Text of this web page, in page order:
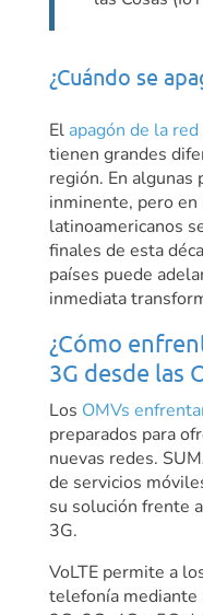
¿Cuándo se
El apagón de la red
tienen grandes
región. En algunas
inminente, pero en
latinoamericanos
finales de esta
países puede
inmediata
¿Cómo
3G desde las
Los OMVs
preparados para
nuevas redes.
de servicios
su solución frente
3G.
VoLTE permite a
telefonía mediante